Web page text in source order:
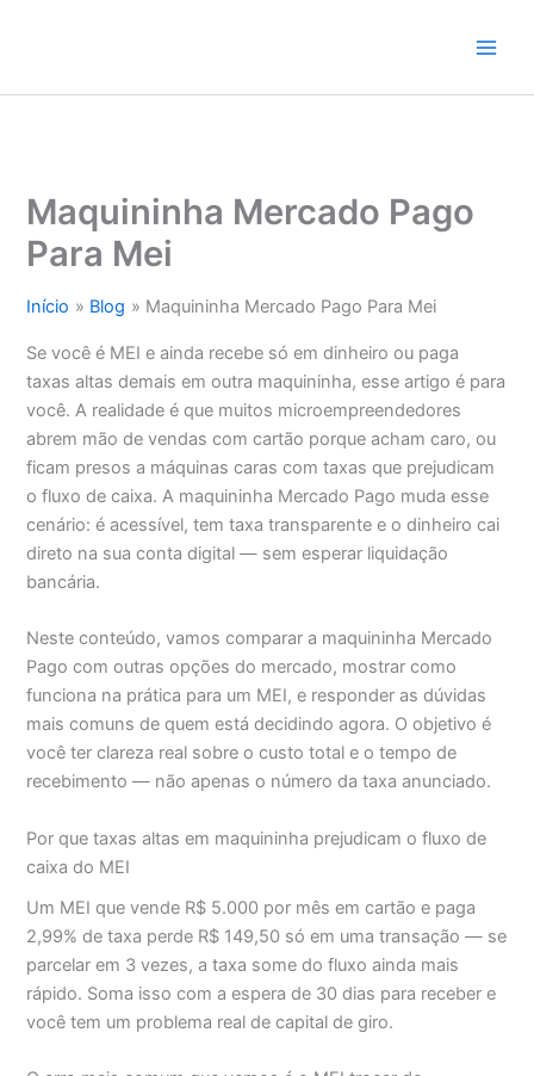
conteúdo
Maquininha Mercado Pago
Para Mei
Início Blog Maquininha Mercado Pago Para Mei
Se você é MEI e ainda recebe só em dinheiro ou paga
taxas altas demais em outra maquininha, esse artigo é para
você. A realidade é que muitos microempreendedores
abrem mão de vendas com cartão porque acham caro, ou
ficam presos a máquinas caras com taxas que prejudicam
o fluxo de caixa. A maquininha Mercado Pago muda esse
cenário: é acessível, tem taxa transparente e o dinheiro cai
direto na sua conta digital — sem esperar liquidação
bancária.
Neste conteúdo, vamos comparar a maquininha Mercado
Pago com outras opções do mercado, mostrar como
funciona na prática para um MEI, e responder as dúvidas
mais comuns de quem está decidindo agora. O objetivo é
você ter clareza real sobre o custo total e o tempo de
recebimento — não apenas o número da taxa anunciado.
Por que taxas altas em maquininha prejudicam o fluxo de
caixa do MEI
Um MEI que vende R$ 5.000 por mês em cartão e paga
2,99% de taxa perde R$ 149,50 só em uma transação — se
parcelar em 3 vezes, a taxa some do fluxo ainda mais
rápido. Soma isso com a espera de 30 dias para receber e
você tem um problema real de capital de giro.